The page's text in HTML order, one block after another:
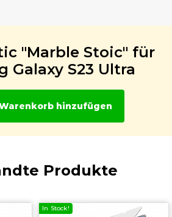
"Marble Stoic" für
Galaxy S23 Ultra
hinzufügen
Produkte
In Stock!